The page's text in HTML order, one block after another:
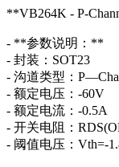
**VB264K - P-
- **参数说明：**
- 封装：SOT23
- 沟道类型：
- 额定电压：-60V
- 额定电流：-0.5A
- 开关电阻：
- 阈值电压：Vth=-